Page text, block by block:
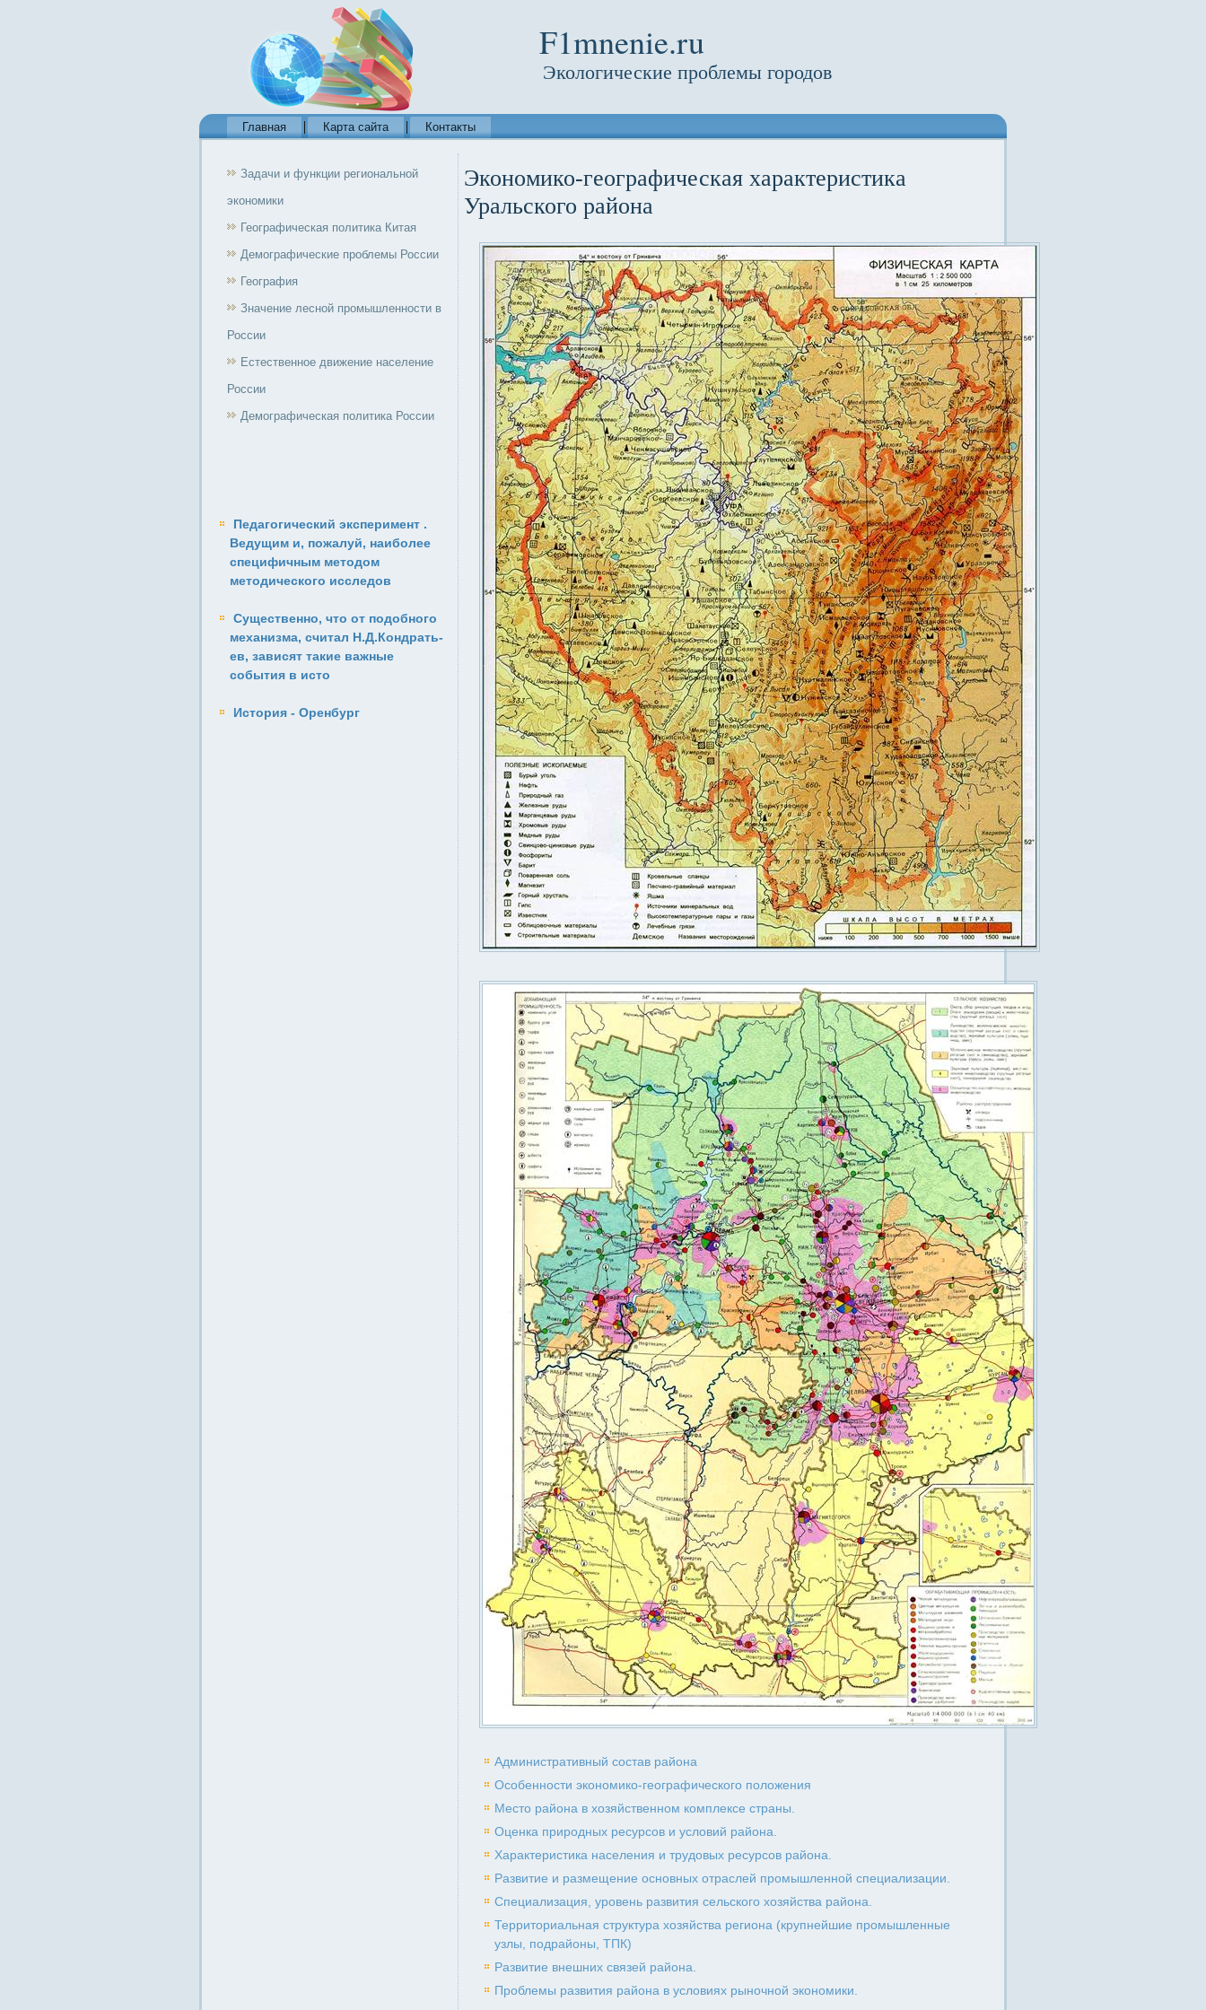
F1mnenie.ru
Экологические проблемы городов
Главная Карта сайта Контакты
Задачи и функции региональной
экономики
Географическая политика Китая
Демографические проблемы России
География
Значение лесной промышленности в
России
Естественное движение население
России
Демографическая политика России
Педагогический эксперимент .
Ведущим и, пожалуй, наиболее
специфичным методом
методического исследов
Существенно, что от подобного
механизма, считал Н.Д.Кондрать­
ев, зависят такие важные
события в исто
История - Оренбург
Экономико-географическая характеристика
Уральского района
Административный состав района
Особенности экономико-географического положения
Место района в хозяйственном комплексе страны.
Оценка природных ресурсов и условий района.
Характеристика населения и трудовых ресурсов района.
Развитие и размещение основных отраслей промышленной специализации.
Специализация, уровень развития сельского хозяйства района.
Территориальная структура хозяйства региона (крупнейшие промышленные
узлы, подрайоны, ТПК)
Развитие внешних связей района.
Проблемы развития района в условиях рыночной экономики.